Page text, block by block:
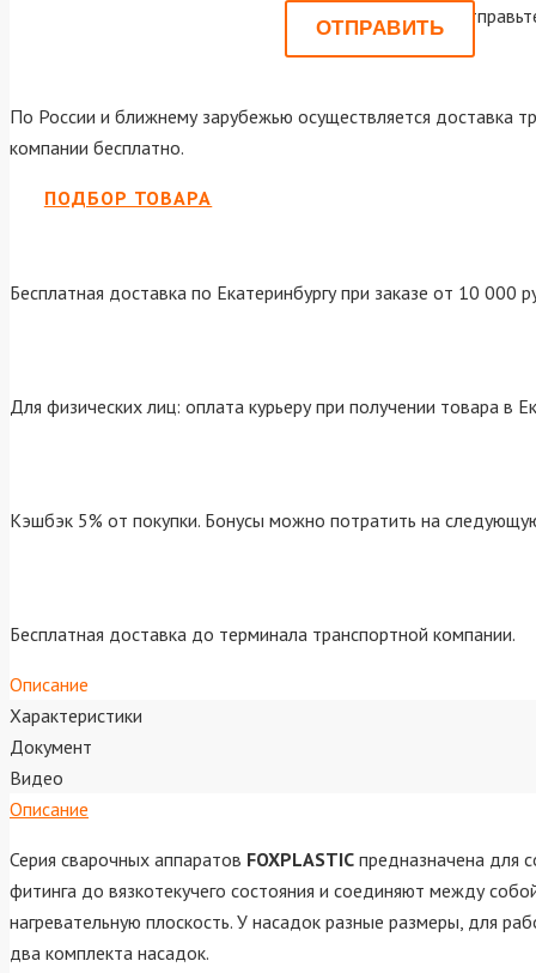
Или
По России и ближнему зарубежью осуществляется доставка
компании бесплатно.
ПОДБОР ТОВАРА
Бесплатная доставка по Екатеринбургу при заказе от 10 000
Для физических лиц: оплата курьеру при получении товара в
Кэшбэк 5% от покупки. Бонусы можно потратить на
Бесплатная доставка до терминала транспортной компании.
Описание
Характеристики
Документ
Видео
Описание
Серия сварочных аппаратов FOXPLASTIC предназначена для
фитинга до вязкотекучего состояния и соединяют между
нагревательную плоскость. У насадок разные размеры, для
два комплекта насадок.